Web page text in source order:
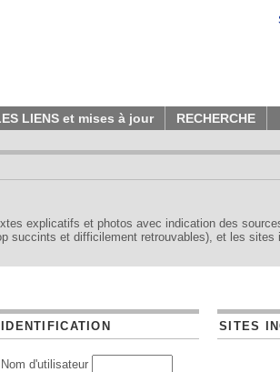
LIENS et mises à jour RECHERCHE
explicatifs et photos avec indication des
succints et difficilement retrouvables), et les sites
IDENTIFICATION
Nom d'utilisateur
SITES